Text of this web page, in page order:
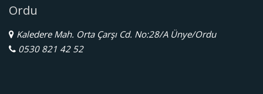
Ordu
Kaledere Mah. Orta Çarşı Cd. No:28/A Ünye/Ordu
0530 821 42 52